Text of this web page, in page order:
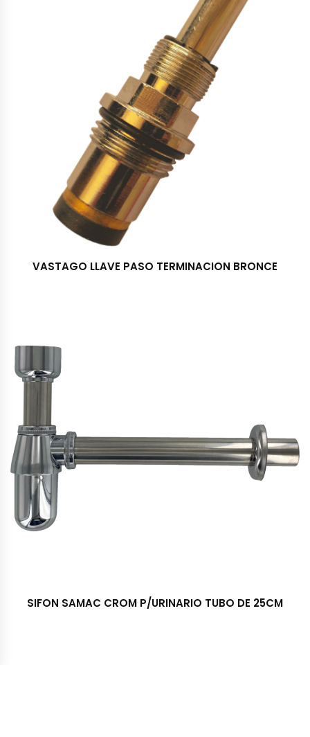
VASTAGO LLAVE PASO TERMINACION BRONCE
SIFON SAMAC CROM P/URINARIO TUBO DE 25CM